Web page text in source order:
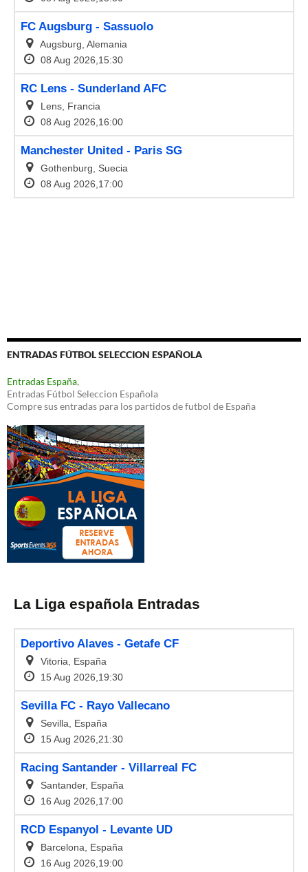
ENTRADAS FÚTBOL SELECCION ESPAÑOLA
Entradas España,
Entradas Fútbol Seleccion Española
Compre sus entradas para los partidos de futbol de España